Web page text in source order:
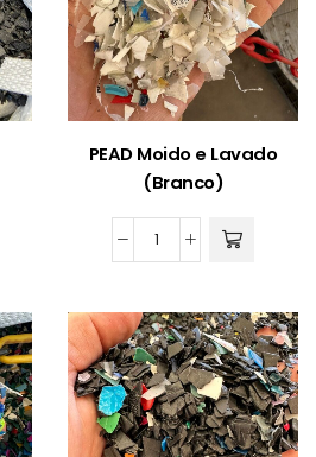
PEAD Moido e Lavado
(Branco)
PEAD
e
Lavado
(Branco)
quantidade